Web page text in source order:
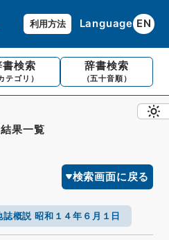
利用方法 Language EN
書検索
テゴリ）
辞書検索
（五十音順）
果一覧
検索画面に戻る
概説 昭和１４年６月１日